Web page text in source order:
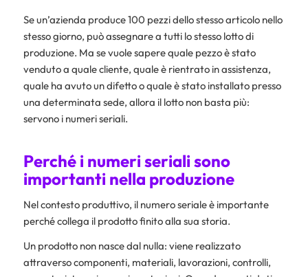
Se un’azienda produce 100 pezzi dello stesso articolo nello
stesso giorno, può assegnare a tutti lo stesso lotto di
produzione. Ma se vuole sapere quale pezzo è stato
venduto a quale cliente, quale è rientrato in assistenza,
quale ha avuto un difetto o quale è stato installato presso
una determinata sede, allora il lotto non basta più:
servono i numeri seriali.
Perché i numeri seriali sono
importanti nella produzione
Nel contesto produttivo, il numero seriale è importante
perché collega il prodotto finito alla sua storia.
Un prodotto non nasce dal nulla: viene realizzato
attraverso componenti, materiali, lavorazioni, controlli,